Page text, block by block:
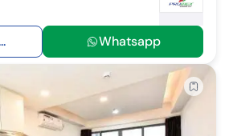
Whatsapp